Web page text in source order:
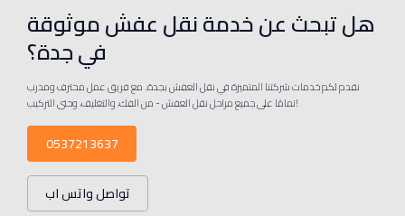
هل تبحث عن خدمة نقل عفش موثوقة
في جدة؟
نقدم لكم خدمات شركتنا المتميزة في نقل العفش بجدة. مع فريق عمل محترف ومدرب
تمامًا على جميع مراحل نقل العفش - من الفك، والتغليف، وحتى التركيب!
0537213637
تواصل واتس اب